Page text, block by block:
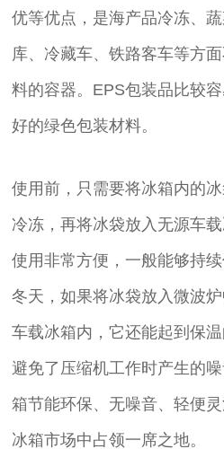
优等优点，是海产品冷冻、
库、冷藏车、铁路客车等方
料的容器。EPS包装品比较
好的绿色包装材料。
使用前，只需要将冰箱内的
冷冻，再将冰袋放入无源车
使用非常方便，一般能够持
冬天，如果将冰袋放入微波
车载冰箱内，它还能起到保
避免了压缩机工作时产生的
箱节能环保、无噪音、轻便
冰箱市场中占领一席之地。